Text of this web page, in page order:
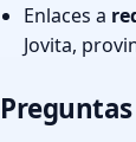
Enlaces a
Jovita,